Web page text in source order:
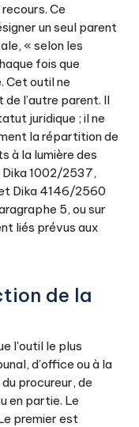
Ce
un seul parent
« selon les
fois que
Cet outil ne
l’autre parent. Il
juridique ; il ne
la répartition de
à la lumière des
1002/2537,
Dika 4146/2560
5, ou sur
liés prévus aux
de la
l'outil le plus
d'office ou à la
procureur, de
en partie. Le
premier est